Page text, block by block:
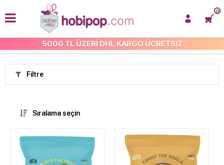
5000 TL ÜZERİ DHL KARGO ÜCRETSİZ
0
ANASAYFA
Filtre
Sıralama seçin